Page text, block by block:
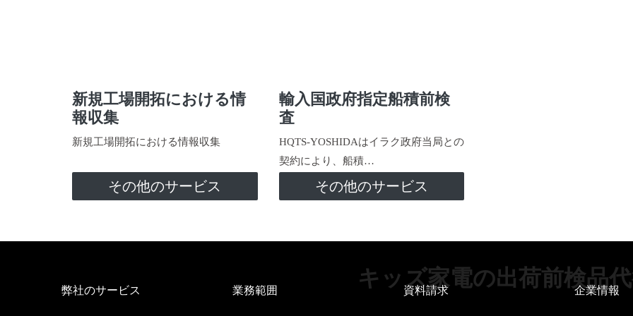
新規工場開拓における情
報収集
新規工場開拓における情報収集
その他のサービス
輸入国政府指定船積前検
査
HQTS-YOSHIDAはイラク政府当局との
契約により、船積…
その他のサービス
キッズ家電の出荷前検品
弊社のサービス 業務範囲 資料請求 企業情報